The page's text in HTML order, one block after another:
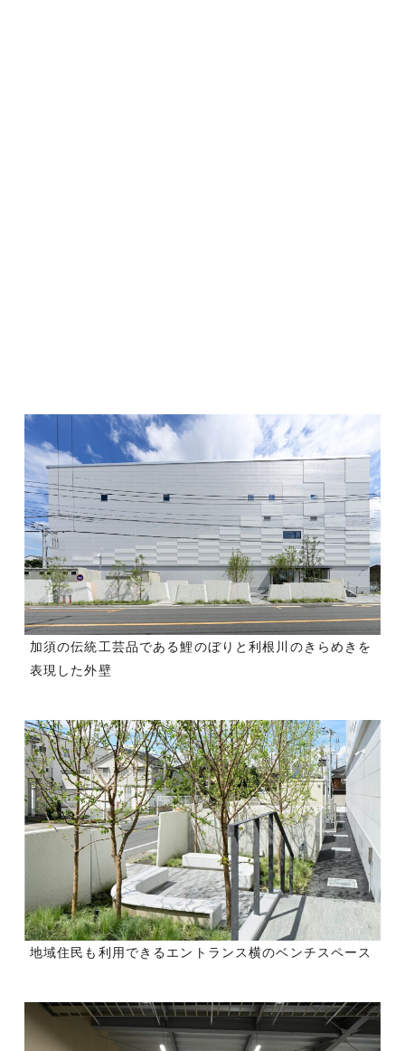
加須の伝統工芸品である鯉のぼりと利根川のきらめきを
表現した外壁
地域住民も利用できるエントランス横のベンチスペース